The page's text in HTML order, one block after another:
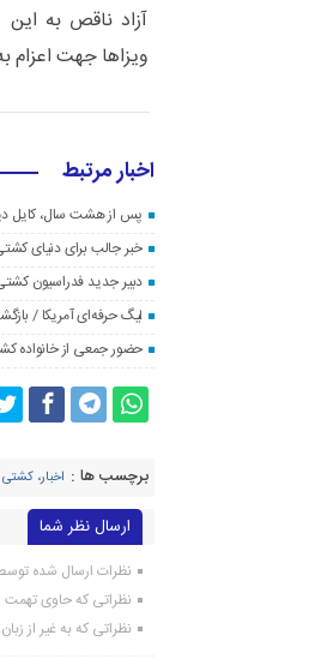
آزاد ناقص به این
ویزاها جهت اعزام
اخبار مرتبط
پس از هشت سال، کایل
خبر جالب برای دنیای
دبیر جدید فدراسیون
لیگ حرفه‌ای آمریکا /
حضور جمعی از خانواده
برچسب ها : اخبار،
ارسال نظر شما
نظرات ارسال شده
نظراتی که حاوی تهمت
نظراتی که به غیر از